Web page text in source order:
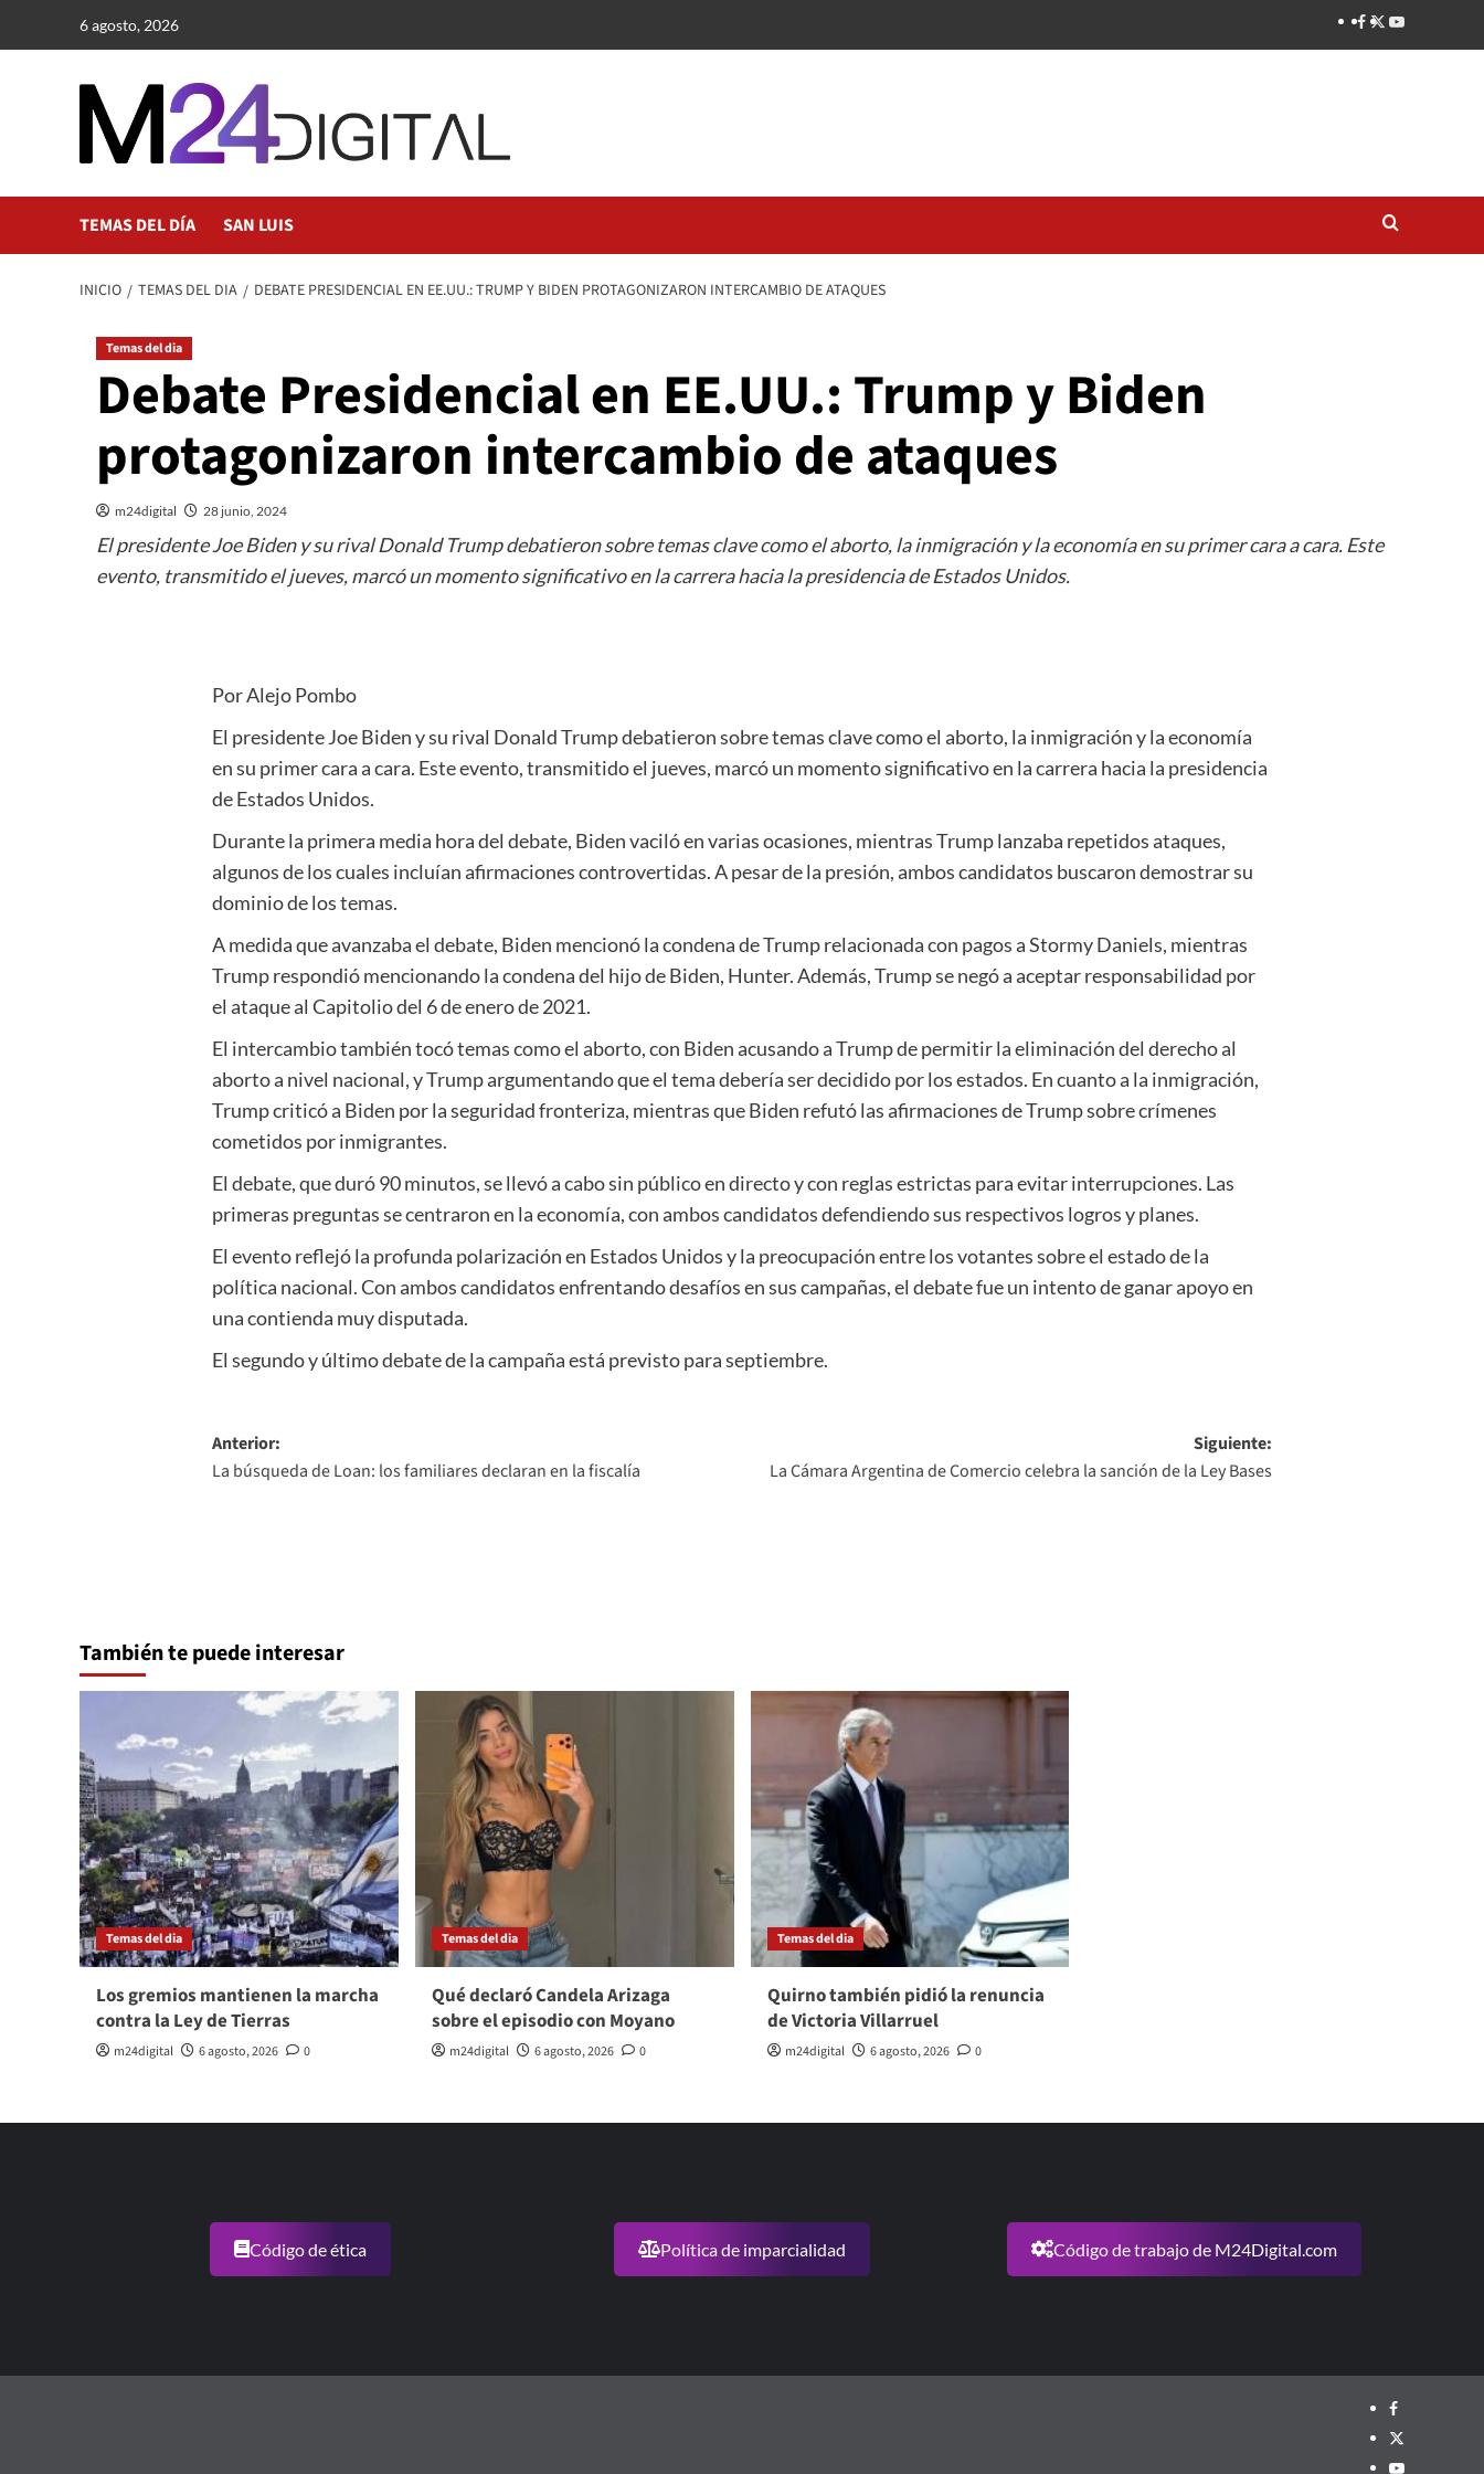
6 agosto, 2026
TEMAS DEL DÍA SAN LUIS
INICIO TEMAS DEL DIA DEBATE PRESIDENCIAL EN EE.UU.: TRUMP Y BIDEN PROTAGONIZARON INTERCAMBIO DE ATAQUES
Temas del dia
Debate Presidencial en EE.UU.: Trump y Biden
protagonizaron intercambio de ataques
m24digital 28 junio, 2024
El presidente Joe Biden y su rival Donald Trump debatieron sobre temas clave como el aborto, la inmigración y la economía en su primer cara a cara. Este
evento, transmitido el jueves, marcó un momento significativo en la carrera hacia la presidencia de Estados Unidos.
Por Alejo Pombo
El presidente Joe Biden y su rival Donald Trump debatieron sobre temas clave como el aborto, la inmigración y la economía
en su primer cara a cara. Este evento, transmitido el jueves, marcó un momento significativo en la carrera hacia la presidencia
de Estados Unidos.
Durante la primera media hora del debate, Biden vaciló en varias ocasiones, mientras Trump lanzaba repetidos ataques,
algunos de los cuales incluían afirmaciones controvertidas. A pesar de la presión, ambos candidatos buscaron demostrar su
dominio de los temas.
A medida que avanzaba el debate, Biden mencionó la condena de Trump relacionada con pagos a Stormy Daniels, mientras
Trump respondió mencionando la condena del hijo de Biden, Hunter. Además, Trump se negó a aceptar responsabilidad por
el ataque al Capitolio del 6 de enero de 2021.
El intercambio también tocó temas como el aborto, con Biden acusando a Trump de permitir la eliminación del derecho al
aborto a nivel nacional, y Trump argumentando que el tema debería ser decidido por los estados. En cuanto a la inmigración,
Trump criticó a Biden por la seguridad fronteriza, mientras que Biden refutó las afirmaciones de Trump sobre crímenes
cometidos por inmigrantes.
El debate, que duró 90 minutos, se llevó a cabo sin público en directo y con reglas estrictas para evitar interrupciones. Las
primeras preguntas se centraron en la economía, con ambos candidatos defendiendo sus respectivos logros y planes.
El evento reflejó la profunda polarización en Estados Unidos y la preocupación entre los votantes sobre el estado de la
política nacional. Con ambos candidatos enfrentando desafíos en sus campañas, el debate fue un intento de ganar apoyo en
una contienda muy disputada.
El segundo y último debate de la campaña está previsto para septiembre.
Navegación
de
Anterior:
La búsqueda de Loan: los familiares declaran en la fiscalía
Siguiente:
La Cámara Argentina de Comercio celebra la sanción de la Ley Bases
También te puede interesar
Temas del dia
Los gremios mantienen la marcha
contra la Ley de Tierras
m24digital 6 agosto, 2026 0
Temas del dia
Qué declaró Candela Arizaga
sobre el episodio con Moyano
m24digital 6 agosto, 2026 0
Temas del dia
Quirno también pidió la renuncia
de Victoria Villarruel
m24digital 6 agosto, 2026 0
Código de ética Política de imparcialidad Código de trabajo de M24Digital.com